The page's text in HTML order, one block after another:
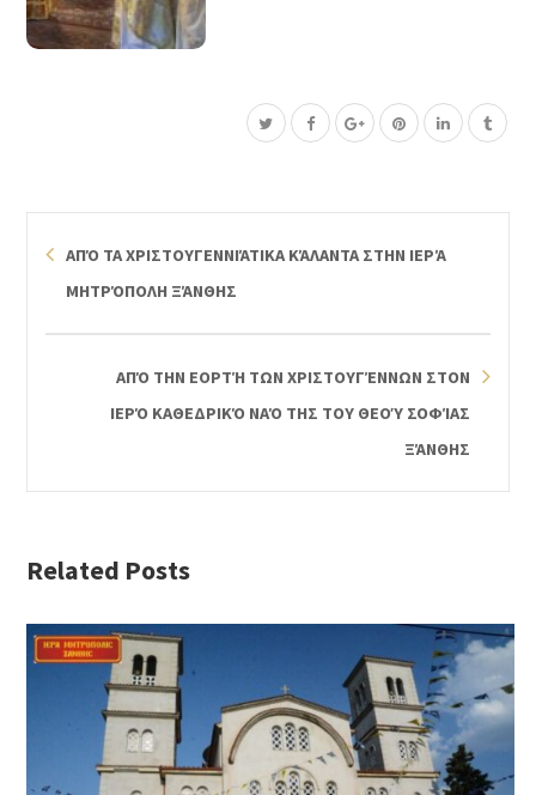
ΑΠΌ ΤΑ ΧΡΙΣΤΟΥΓΕΝΝΙΆΤΙΚΑ ΚΆΛΑΝΤΑ ΣΤΗΝ ΙΕΡΆ
ΜΗΤΡΌΠΟΛΗ ΞΆΝΘΗΣ
ΑΠΌ ΤΗΝ ΕΟΡΤΉ ΤΩΝ ΧΡΙΣΤΟΥΓΈΝΝΩΝ ΣΤΟΝ
ΙΕΡΌ ΚΑΘΕΔΡΙΚΌ ΝΑΌ ΤΗΣ ΤΟΥ ΘΕΟΎ ΣΟΦΊΑΣ
ΞΆΝΘΗΣ
Related Posts